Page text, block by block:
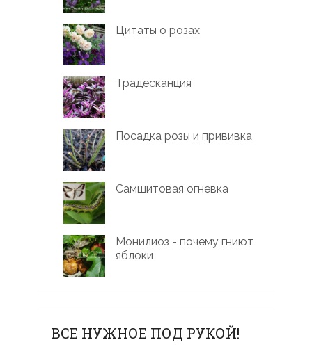
Цитаты о розах
Традесканция
Посадка розы и прививка
Самшитовая огневка
Монилиоз - почему гниют
яблоки
ВСЕ НУЖНОЕ ПОД РУКОЙ!